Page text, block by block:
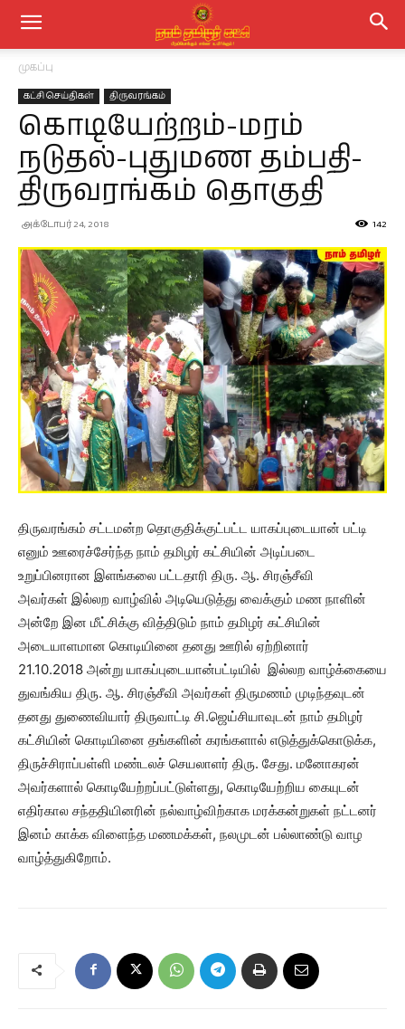
முகப்பு
கட்சி செய்திகள் திருவரங்கம்
கொடியேற்றம்-மரம்
நடுதல்-புதுமண தம்பதி-
திருவரங்கம் தொகுதி
அக்டோபர் 24, 2018 142
திருவரங்கம் சட்டமன்ற தொகுதிக்குட்பட்ட யாகப்புடையான் பட்டி
எனும் ஊரைச்சேர்ந்த நாம் தமிழர் கட்சியின் அடிப்படை
உறுப்பினரான இளங்கலை பட்டதாரி திரு. ஆ. சிரஞ்சீவி
அவர்கள் இல்லற வாழ்வில் அடியெடுத்து வைக்கும் மண நாளின்
அன்றே இன மீட்சிக்கு வித்திடும் நாம் தமிழர் கட்சியின்
அடையாளமான கொடியினை தனது ஊரில் ஏற்றினார்
21.10.2018 அன்று யாகப்புடையான்பட்டியில் இல்லற வாழ்க்கையை
துவங்கிய திரு. ஆ. சிரஞ்சீவி அவர்கள் திருமணம் முடிந்தவுடன்
தனது துணைவியார் திருவாட்டி சி.ஜெய்சியாவுடன் நாம் தமிழர்
கட்சியின் கொடியினை தங்களின் கரங்களால் எடுத்துக்கொடுக்க,
திருச்சிராப்பள்ளி மண்டலச் செயலாளர் திரு. சேது. மனோகரன்
அவர்களால் கொடியேற்றப்பட்டுள்ளது, கொடியேற்றிய கையுடன்
எதிர்கால சந்ததியினரின் நல்வாழ்விற்காக மரக்கன்றுகள் நட்டனர்
இனம் காக்க விளைந்த மணமக்கள், நலமுடன் பல்லாண்டு வாழ
வாழ்த்துகிறோம்.